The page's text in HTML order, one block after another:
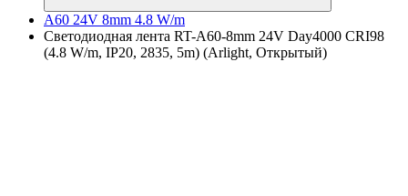
A60 24V 8mm 4.8 W/m
Светодиодная лента RT-A60-8mm 24V Day4000 CRI98
(4.8 W/m, IP20, 2835, 5m) (Arlight, Открытый)